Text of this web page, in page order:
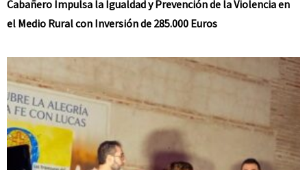
Cabañero Impulsa la Igualdad y Prevención de la Violencia en
el Medio Rural con Inversión de 285.000 Euros